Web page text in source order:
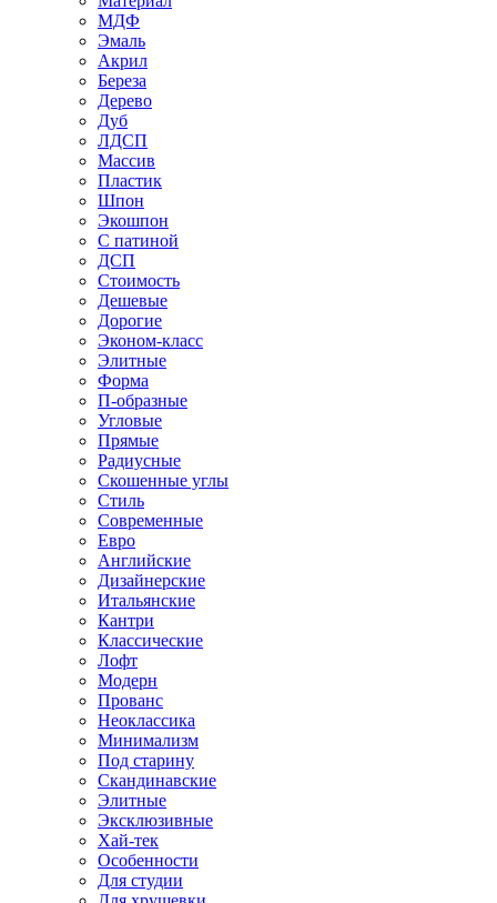
МДФ
Эмаль
Акрил
Береза
Дерево
Дуб
ЛДСП
Массив
Пластик
Шпон
Экошпон
С патиной
ДСП
Стоимость
Дешевые
Дорогие
Эконом-класс
Элитные
Форма
П-образные
Угловые
Прямые
Радиусные
Скошенные углы
Стиль
Современные
Евро
Английские
Дизайнерские
Итальянские
Кантри
Классические
Лофт
Модерн
Прованс
Неоклассика
Минимализм
Под старину
Скандинавские
Элитные
Эксклюзивные
Хай-тек
Особенности
Для студии